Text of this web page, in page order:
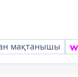
мақтанышы